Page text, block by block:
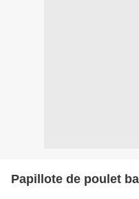
Papillote de poulet